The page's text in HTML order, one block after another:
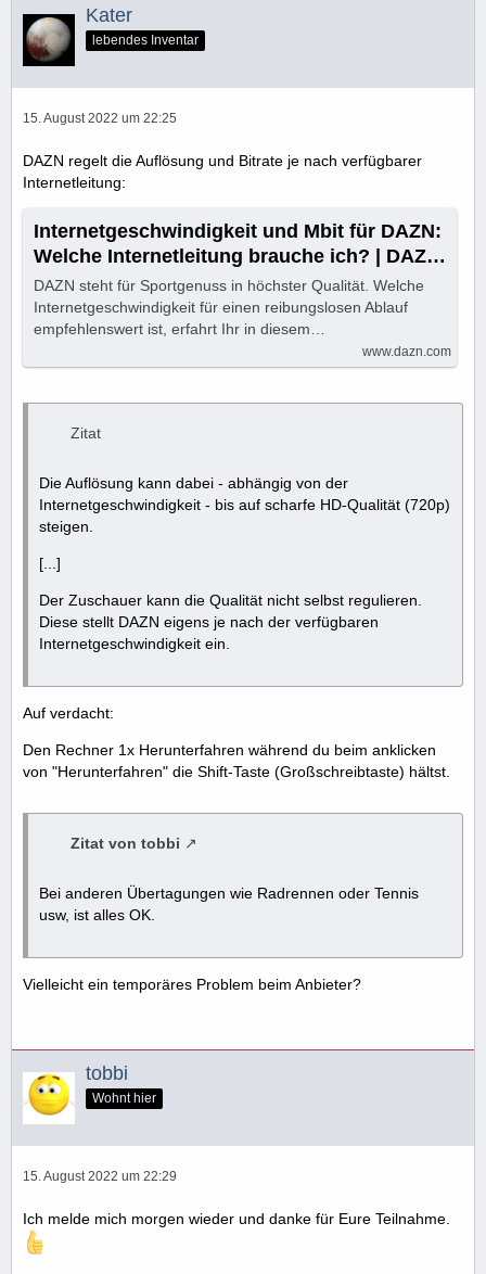
Kater
lebendes Inventar
15. August 2022 um 22:25
DAZN regelt die Auflösung und Bitrate je nach verfügbarer
Internetleitung:
Internetgeschwindigkeit und Mbit für DAZN:
Welche Internetleitung brauche ich? | DAZN
News Deutschland
DAZN steht für Sportgenuss in höchster Qualität. Welche
Internetgeschwindigkeit für einen reibungslosen Ablauf
empfehlenswert ist, erfahrt Ihr in diesem…
www.dazn.com
Zitat
Die Auflösung kann dabei - abhängig von der
Internetgeschwindigkeit - bis auf scharfe HD-Qualität (720p)
steigen.
[...]
Der Zuschauer kann die Qualität nicht selbst regulieren.
Diese stellt DAZN eigens je nach der verfügbaren
Internetgeschwindigkeit ein.
Auf verdacht:
Den Rechner 1x Herunterfahren während du beim anklicken
von "Herunterfahren" die Shift-Taste (Großschreibtaste) hältst.
Zitat von tobbi
Bei anderen Übertagungen wie Radrennen oder Tennis
usw, ist alles OK.
Vielleicht ein temporäres Problem beim Anbieter?
tobbi
Wohnt hier
15. August 2022 um 22:29
Ich melde mich morgen wieder und danke für Eure Teilnahme.